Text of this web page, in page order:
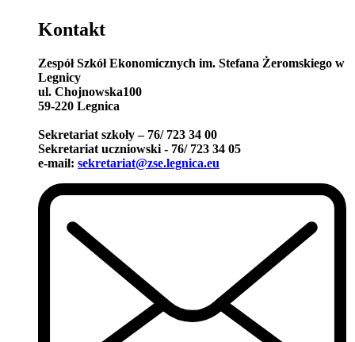
Kontakt
Zespół Szkół Ekonomicznych im. Stefana Żeromskiego w
Legnicy
ul. Chojnowska100
59-220 Legnica
Sekretariat szkoły – 76/ 723 34 00
Sekretariat uczniowski - 76/ 723 34 05
e-mail: sekretariat@zse.legnica.eu